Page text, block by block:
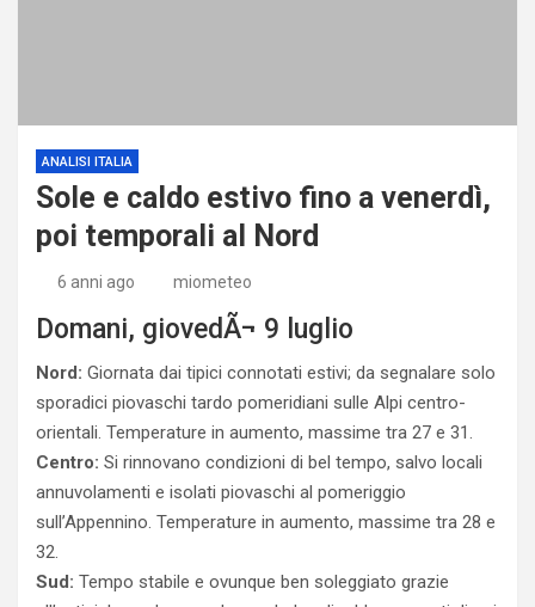
ANALISI ITALIA
Sole e caldo estivo fino a venerdì,
poi temporali al Nord
6 anni ago miometeo
Domani, giovedÃ¬ 9 luglio
Nord: Giornata dai tipici connotati estivi; da segnalare solo
sporadici piovaschi tardo pomeridiani sulle Alpi centro-
orientali. Temperature in aumento, massime tra 27 e 31.
Centro: Si rinnovano condizioni di bel tempo, salvo locali
annuvolamenti e isolati piovaschi al pomeriggio
sull’Appennino. Temperature in aumento, massime tra 28 e
32.
Sud: Tempo stabile e ovunque ben soleggiato grazie